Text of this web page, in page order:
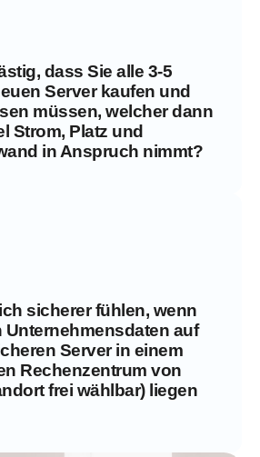
dass Sie alle 3-5
Server kaufen und
müssen, welcher dann
Strom, Platz und
in Anspruch nimmt?
sicherer fühlen, wenn
Unternehmensdaten auf
Server in einem
Rechenzentrum von
frei wählbar) liegen